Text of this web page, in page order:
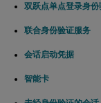
双跃点单点登录身份
联合身份验证服务
会话启动凭据
智能卡